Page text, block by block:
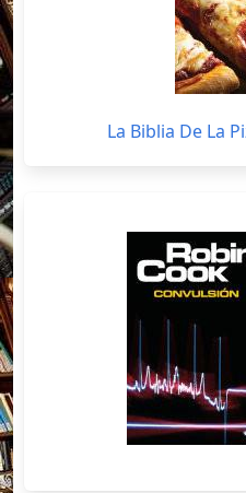
La Biblia De La